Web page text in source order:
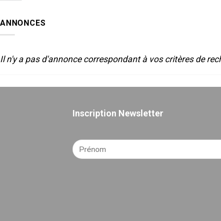
ANNONCES
Il n'y a pas d'annonce correspondant à vos critères de
Inscription Newsletter